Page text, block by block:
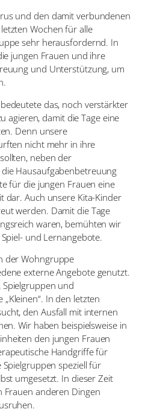
und den damit verbundenen
Wochen für alle
sehr herausfordernd. In
jungen Frauen und ihre
und Unterstützung, um
das, noch verstärkter
agieren, damit die Tage eine
Denn unsere
nicht mehr in ihre
neben der
Hausaufgabenbetreuung
für die jungen Frauen eine
dar. Auch unsere Kita-Kinder
werden. Damit die Tage
waren, bemühten wir
und Lernangebote.
der Wohngruppe
externe Angebote genutzt.
Spielgruppen und
In den letzten
den Ausfall mit internen
Wir haben beispielsweise in
den jungen Frauen
Handgriffe für
speziell für
umgesetzt. In dieser Zeit
Frauen anderen Dingen